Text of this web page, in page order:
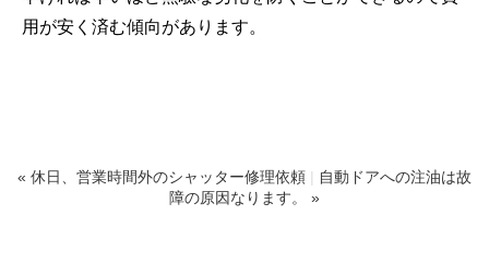
用が安く済む傾向があります。
« 休日、営業時間外のシャッター修理依頼 | 自動ドアへの注油は故
障の原因なります。 »